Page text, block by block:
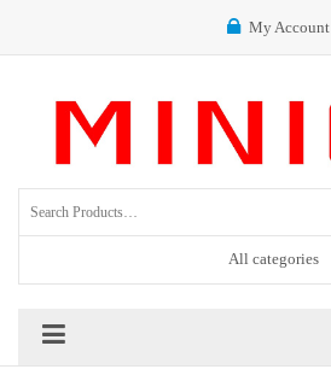
My Account
All categories